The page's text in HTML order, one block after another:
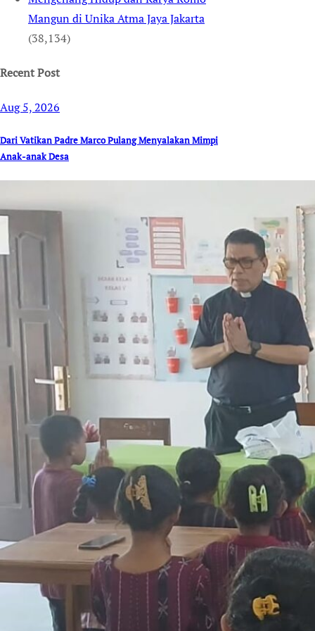
Mangun di Unika Atma Jaya Jakarta
(38,134)
Recent Post
Aug 5, 2026
Dari Vatikan Padre Marco Pulang Menyalakan Mimpi
Anak-anak Desa